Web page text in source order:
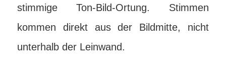
stimmige Ton-Bild-Ortung. Stimmen
kommen direkt aus der Bildmitte, nicht
unterhalb der Leinwand.